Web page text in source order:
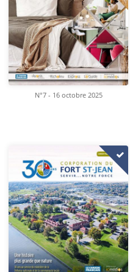
N°7 - 16 octobre 2025